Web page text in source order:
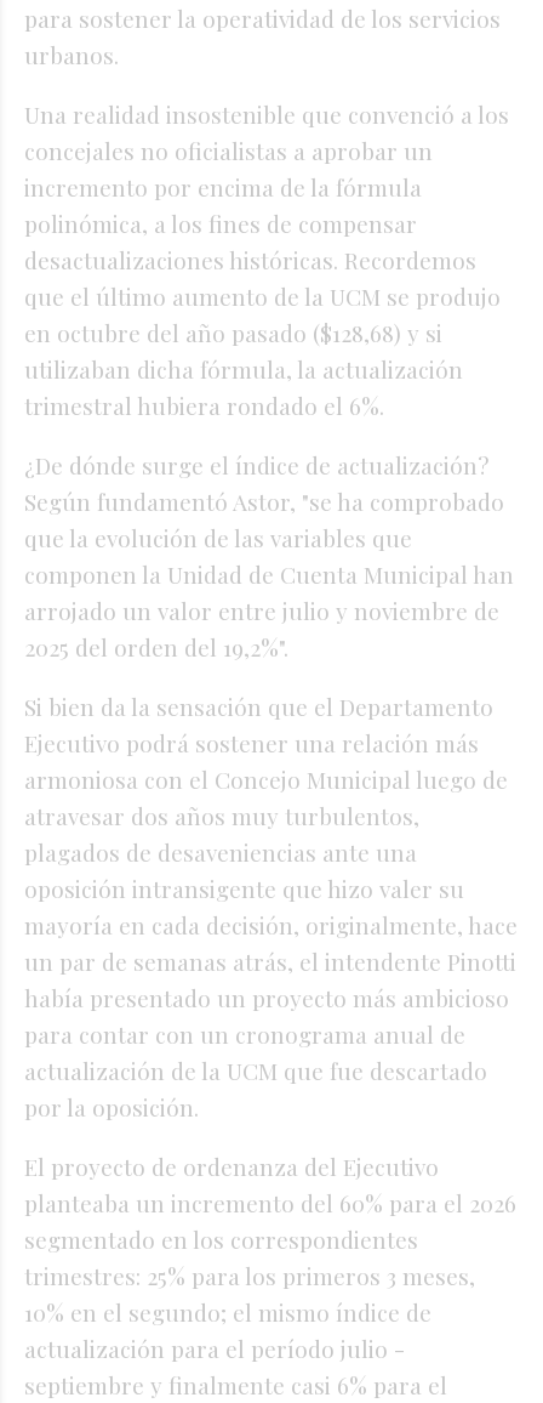
para sostener la operatividad de los servicios
urbanos.
Una realidad insostenible que convenció a los
concejales no oficialistas a aprobar un
incremento por encima de la fórmula
polinómica, a los fines de compensar
desactualizaciones históricas. Recordemos
que el último aumento de la UCM se produjo
en octubre del año pasado ($128,68) y si
utilizaban dicha fórmula, la actualización
trimestral hubiera rondado el 6%.
¿De dónde surge el índice de actualización?
Según fundamentó Astor, "se ha comprobado
que la evolución de las variables que
componen la Unidad de Cuenta Municipal han
arrojado un valor entre julio y noviembre de
2025 del orden del 19,2%".
Si bien da la sensación que el Departamento
Ejecutivo podrá sostener una relación más
armoniosa con el Concejo Municipal luego de
atravesar dos años muy turbulentos,
plagados de desaveniencias ante una
oposición intransigente que hizo valer su
mayoría en cada decisión, originalmente, hace
un par de semanas atrás, el intendente Pinotti
había presentado un proyecto más ambicioso
para contar con un cronograma anual de
actualización de la UCM que fue descartado
por la oposición.
El proyecto de ordenanza del Ejecutivo
planteaba un incremento del 60% para el 2026
segmentado en los correspondientes
trimestres: 25% para los primeros 3 meses,
10% en el segundo; el mismo índice de
actualización para el período julio -
septiembre y finalmente casi 6% para el